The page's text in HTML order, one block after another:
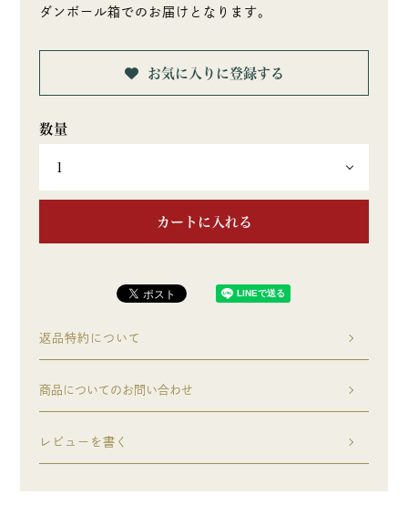
ダンボール箱でのお届けとなります。
お気に入りに登録する
カートに入れる
返品特約について
商品についてのお問い合わせ
レビューを書く